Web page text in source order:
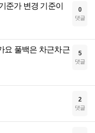
준가 변경 기준이
0
댓글
요 풀백은 차근차근
5
댓글
2
댓글